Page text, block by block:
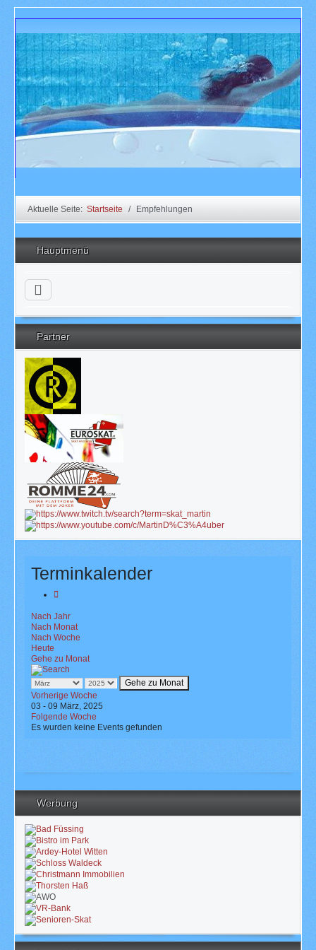
Aktuelle Seite: Startseite Empfehlungen
Hauptmenü
Partner
Werbung
Terminkalender
Nach Jahr
Nach Monat
Nach Woche
Heute
Gehe zu Monat
Gehe zu Monat
Vorherige Woche
03 - 09 März, 2025
Folgende Woche
Es wurden keine Events gefunden